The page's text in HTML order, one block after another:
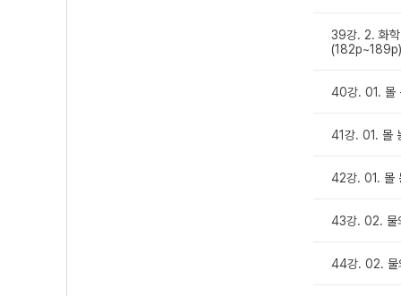
39강. 2. 화학
(182p~189p)
40강. 01. 몰
41강. 01. 몰
42강. 01. 몰
43강. 02. 물
44강. 02. 물